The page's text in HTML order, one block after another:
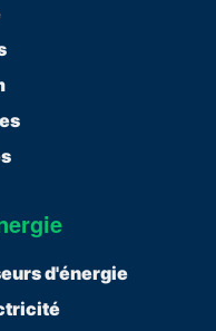
d'énergie